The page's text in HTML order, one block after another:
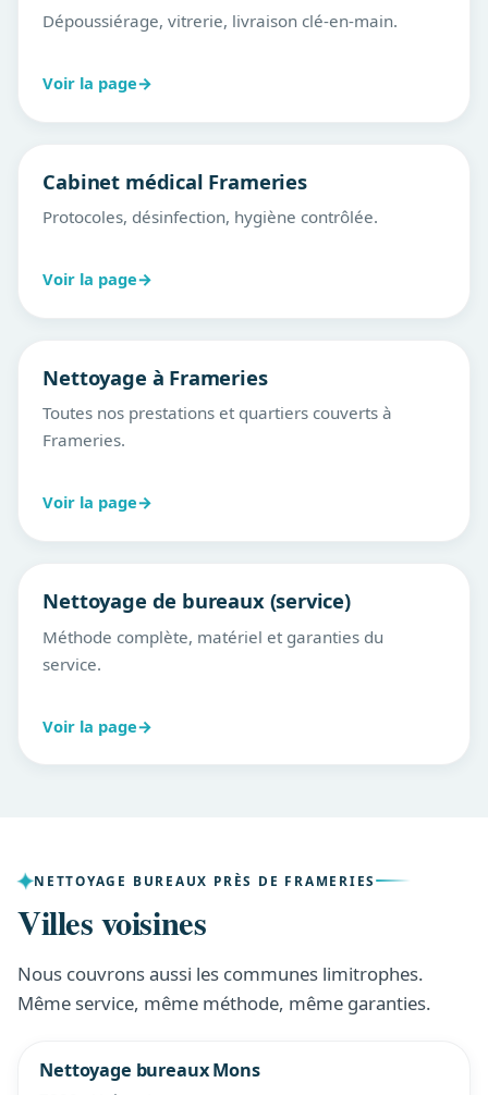
Dépoussiérage, vitrerie, livraison clé-en-main.
Voir la page→
Cabinet médical Frameries
Protocoles, désinfection, hygiène contrôlée.
Voir la page→
Nettoyage à Frameries
Toutes nos prestations et quartiers couverts à
Frameries.
Voir la page→
Nettoyage de bureaux (service)
Méthode complète, matériel et garanties du
service.
Voir la page→
NETTOYAGE BUREAUX PRÈS DE FRAMERIES
Villes voisines
Nous couvrons aussi les communes limitrophes.
Même service, même méthode, même garanties.
Nettoyage bureaux Mons